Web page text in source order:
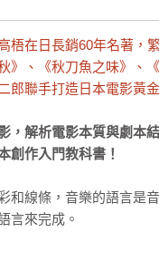
梧在日長銷60年名著，
秋》、《秋刀魚之味》
郎聯手打造日本電影黃
，解析電影本質與劇本
創作入門教科書！
和線條，音樂的語言是
言來完成。